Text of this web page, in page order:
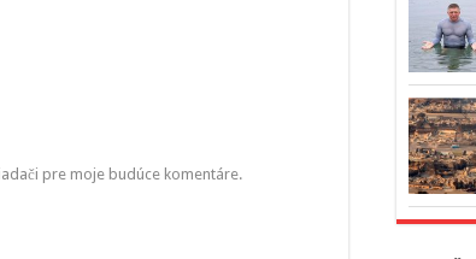
pre moje budúce komentáre.